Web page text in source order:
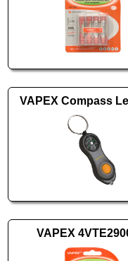
VAPEX Compass
VAPEX